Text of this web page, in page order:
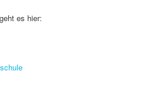
es hier: